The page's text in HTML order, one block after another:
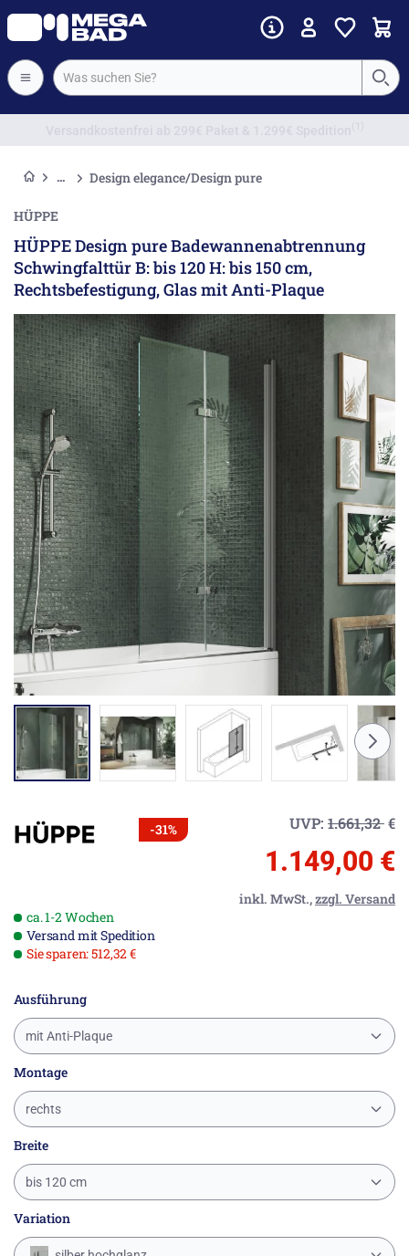
Design elegance/Design pure
HÜPPE
HÜPPE Design pure Badewannenabtrennung
Schwingfalttür B: bis 120 H: bis 150 cm,
Rechtsbefestigung, Glas mit Anti-Plaque
-31% UVP: 1.661,32€
1.149,00 €
inkl. MwSt.,zzgl. Versand
ca. 1-2 Wochen
Versand mit Spedition
Sie sparen: 512,32 €
Ausführung
mit Anti-Plaque
Montage
rechts
Breite
bis 120 cm
Variation